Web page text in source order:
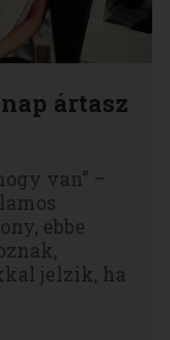
ártasz
van” –
ebbe
jelzik, ha